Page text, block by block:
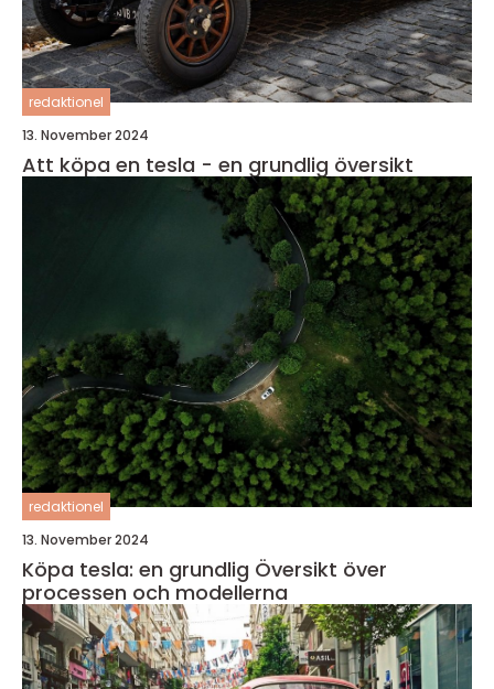
redaktionel
13. November 2024
Att köpa en tesla - en grundlig översikt
redaktionel
13. November 2024
Köpa tesla: en grundlig Översikt över
processen och modellerna